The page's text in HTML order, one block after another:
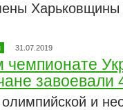
31.07.2019
завоевали
и